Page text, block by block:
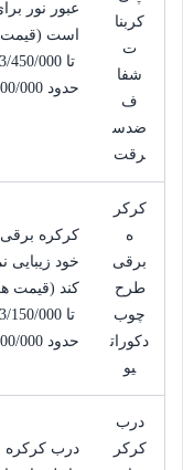
کربنا
ت
شفا
ف
ضدس
رقت
عبور نور
است (قیمت
تا 3/450/000
حدود 000
کرکر
ه
برقی
طرح
چوب
دکورات
یو
کرکره
خود زیبایی
کند (قیمت
تا 3/150/000
حدود 000
درب
کرکر
درب کرکره